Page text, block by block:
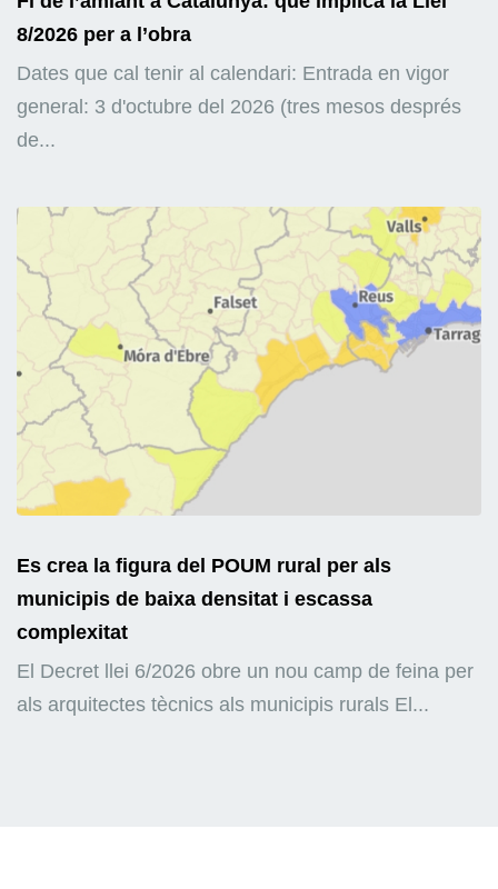
8/2026 per a l’obra
Dates que cal tenir al calendari: Entrada en vigor
general: 3 d'octubre del 2026 (tres mesos després
de...
Es crea la figura del POUM rural per als
municipis de baixa densitat i escassa
complexitat
El Decret llei 6/2026 obre un nou camp de feina per
als arquitectes tècnics als municipis rurals El...